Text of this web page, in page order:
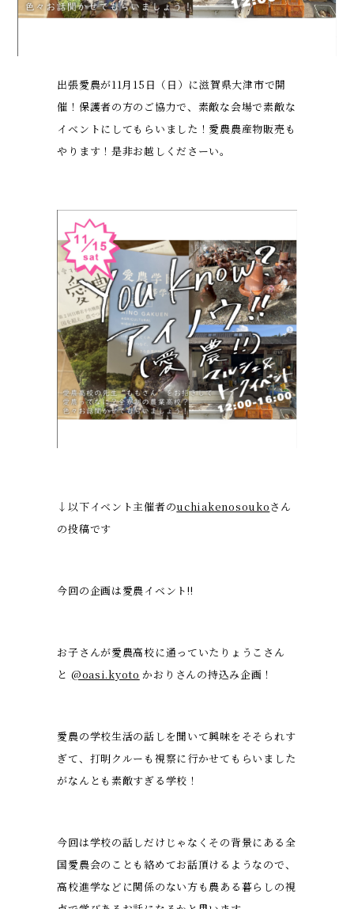
出張愛農が11月15日（日）に滋賀県大津市で開
催！保護者の方のご協力で、素敵な会場で素敵な
イベントにしてもらいました！愛農農産物販売も
やります！是非お越しくださーい。
↓以下イベント主催者のuchiakenosoukoさん
の投稿です
今回の企画は愛農イベント‼︎
お子さんが愛農高校に通っていたりょうこさん
と @oasi.kyoto かおりさんの持込み企画！
愛農の学校生活の話しを聞いて興味をそそられす
ぎて、打明クルーも視察に行かせてもらいました
がなんとも素敵すぎる学校！
今回は学校の話しだけじゃなくその背景にある全
国愛農会のことも絡めてお話頂けるようなので、
高校進学などに関係のない方も農ある暮らしの視